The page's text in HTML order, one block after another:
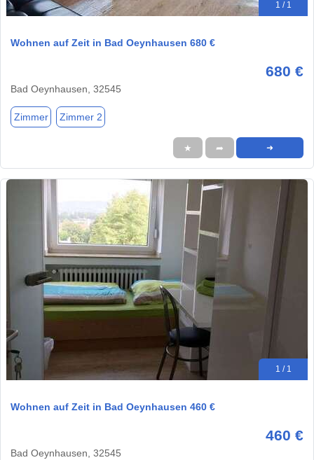
1 / 1
Wohnen auf Zeit in Bad Oeynhausen 680 €
680 €
Bad Oeynhausen, 32545
Zimmer Zimmer 2
★ ➦ ➜
1 / 1
Wohnen auf Zeit in Bad Oeynhausen 460 €
460 €
Bad Oeynhausen, 32545